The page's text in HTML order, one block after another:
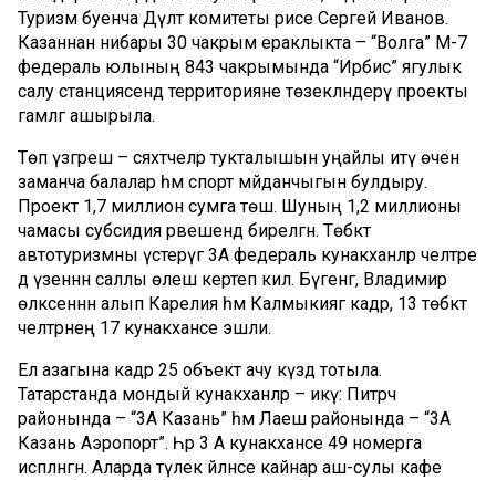
Туризм буенча Дәүләт комитеты рәисе Сергей Иванов.
Казаннан нибары 30 чакрым ераклыкта – “Волга” М-7
федераль юлының 843 чакрымында “Ирбис” ягулык
салу станциясендә территорияне төзекләндерү проекты
гамәлгә ашырыла.
Төп үзгәреш – сәяхәтчеләр тукталышын уңайлы итү өчен
заманча балалар һәм спорт мәйданчыгын булдыру.
Проект 1,7 миллион сумга төшә. Шуның 1,2 миллионы
чамасы субсидия рәвешендә бирелгән. Төбәктә
автотуризмны үстерүгә 3А федераль кунакханәләр челтәре
дә үзеннән саллы өлеш кертеп килә. Бүгенгә, Владимир
өлкәсеннән алып Карелия һәм Калмыкиягә кадәр, 13 төбәктә
челтәрнең 17 кунакханәсе эшли.
Ел азагына кадәр 25 объект ачу күздә тотыла.
Татарстанда мондый кунакханәләр – икәү: Питрәч
районында – “3А Казань” һәм Лаеш районында – “3А
Казань Аэропорт”. Һәр 3 А кунакханәсе 49 номерга
исәпләнгән. Аларда тәүлек әйләнәсе кайнар аш-сулы кафе